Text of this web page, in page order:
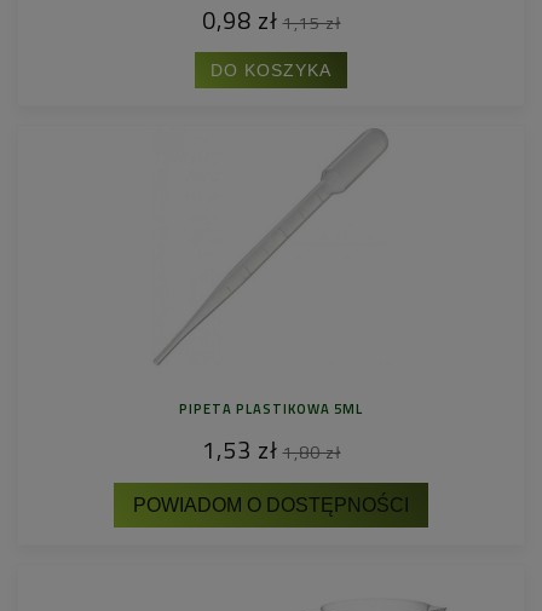
0,98 zł 1,15 zł
DO KOSZYKA
PIPETA PLASTIKOWA 5ML
1,53 zł 1,80 zł
POWIADOM O DOSTĘPNOŚCI